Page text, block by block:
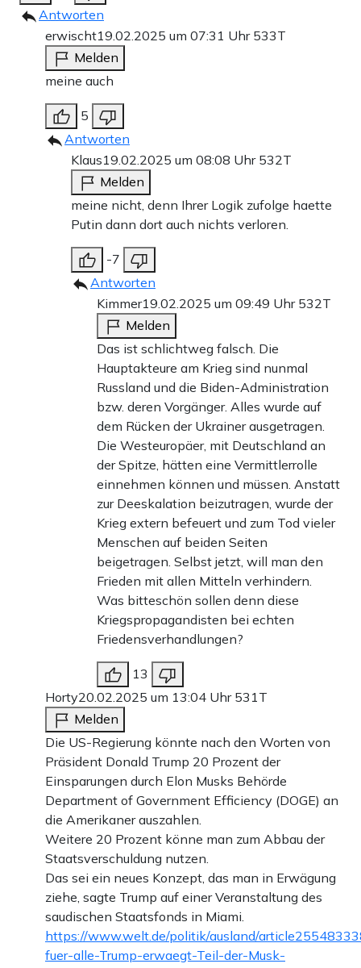
Antworten
erwischt19.02.2025 um 07:31 Uhr 533T
Melden
meine auch
5
Antworten
Klaus19.02.2025 um 08:08 Uhr 532T
Melden
meine nicht, denn Ihrer Logik zufolge haette
Putin dann dort auch nichts verloren.
-7
Antworten
Kimmer19.02.2025 um 09:49 Uhr 532T
Melden
Das ist schlichtweg falsch. Die
Hauptakteure am Krieg sind nunmal
Russland und die Biden-Administration
bzw. deren Vorgänger. Alles wurde auf
dem Rücken der Ukrainer ausgetragen.
Die Westeuropäer, mit Deutschland an
der Spitze, hätten eine Vermittlerrolle
einnehmen können und müssen. Anstatt
zur Deeskalation beizutragen, wurde der
Krieg extern befeuert und zum Tod vieler
Menschen auf beiden Seiten
beigetragen. Selbst jetzt, will man den
Frieden mit allen Mitteln verhindern.
Was bitteschön sollen denn diese
Kriegspropagandisten bei echten
Friedensverhandlungen?
13
Horty20.02.2025 um 13:04 Uhr 531T
Melden
Die US-Regierung könnte nach den Worten von
Präsident Donald Trump 20 Prozent der
Einsparungen durch Elon Musks Behörde
Department of Government Efficiency (DOGE) an
die Amerikaner auszahlen.
Weitere 20 Prozent könne man zum Abbau der
Staatsverschuldung nutzen.
Das sei ein neues Konzept, das man in Erwägung
ziehe, sagte Trump auf einer Veranstaltung des
saudischen Staatsfonds in Miami.
https://www.welt.de/politik/ausland/
fuer-alle-Trump-erwaegt-Teil-der-Musk-